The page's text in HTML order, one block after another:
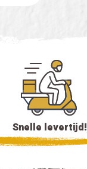
Snelle levertijd!